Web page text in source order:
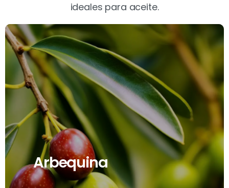
ideales para aceite.
Arbequina